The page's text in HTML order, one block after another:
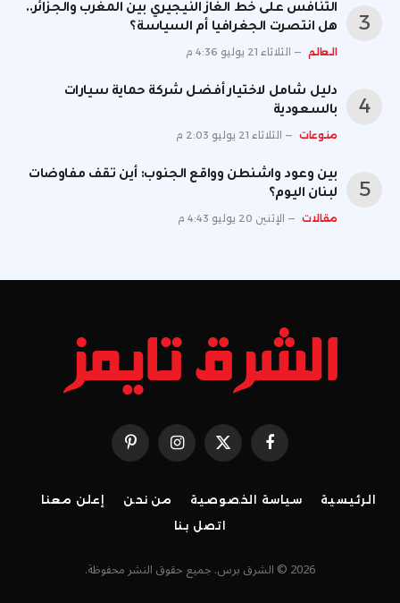
التنافس على خط الغاز النيجيري بين المغرب والجزائر..
هل انتصرت الجغرافيا أم السياسة؟
العالم الثلاثاء 21 يوليو 4:36 م
دليل شامل لاختيار أفضل شركة حماية سيارات
بالسعودية
منوعات الثلاثاء 21 يوليو 2:03 م
بين وعود واشنطن وواقع الجنوب: أين تقف مفاوضات
لبنان اليوم؟
مقالات الإثنين 20 يوليو 4:43 م
فيسبوك X
(Twitter)
الانستغرامبينتيريست
الرئيسية سياسة الخصوصية من نحن
إعلن معنا
اتصل بنا
2026 © الشرق برس. جميع حقوق النشر محفوظة.